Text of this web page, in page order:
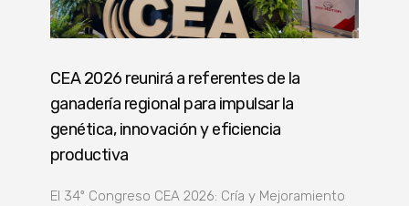
CEA 2026 reunirá a referentes de la
ganadería regional para impulsar la
genética, innovación y eficiencia
productiva
El 34º Congreso CEA 2026: Cría y Mejoramiento